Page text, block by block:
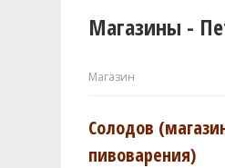
Магазины -
Магазин
Солодов
пивоварения)